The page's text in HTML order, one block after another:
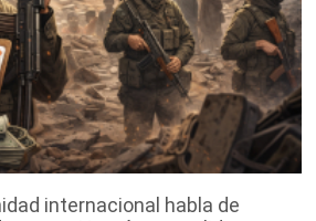
internacional habla de